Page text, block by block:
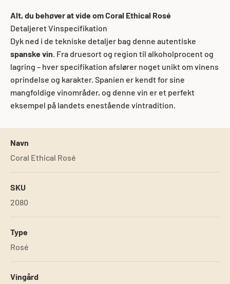
Alt, du behøver at vide om Coral Ethical Rosé
Detaljeret Vinspecifikation
Dyk ned i de tekniske detaljer bag denne autentiske
spanske vin. Fra druesort og region til alkoholprocent og
lagring – hver specifikation afslører noget unikt om vinens
oprindelse og karakter. Spanien er kendt for sine
mangfoldige vinområder, og denne vin er et perfekt
eksempel på landets enestående vintradition.
Navn
Coral Ethical Rosé
SKU
2080
Type
Rosé
Vingård